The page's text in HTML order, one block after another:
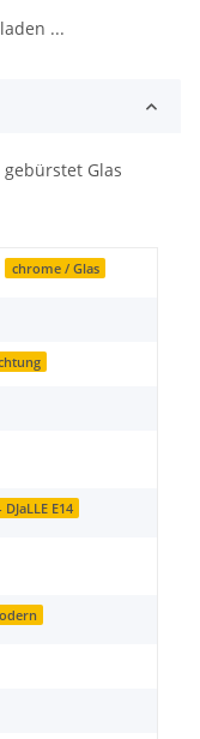
...
gebürstet Glas
chrome / Glas
DJaLLE E14